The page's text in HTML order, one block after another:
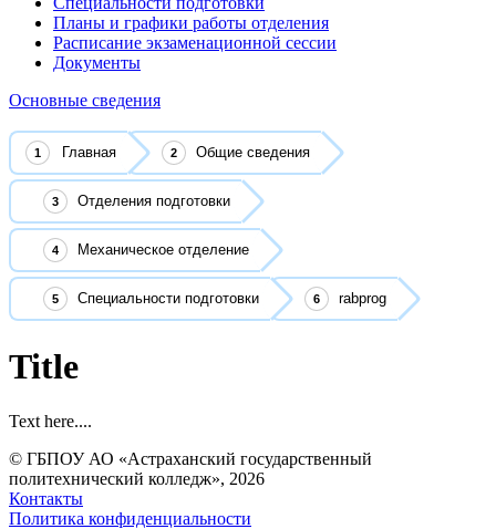
Планы и графики работы отделения
Расписание экзаменационной сессии
Документы
Основные сведения
Главная Общие сведения
Отделения подготовки
Механическое отделение
Специальности подготовки rabprog
Title
Text here....
© ГБПОУ АО «Астраханский государственный
политехнический колледж», 2026
Контакты
Политика конфиденциальности